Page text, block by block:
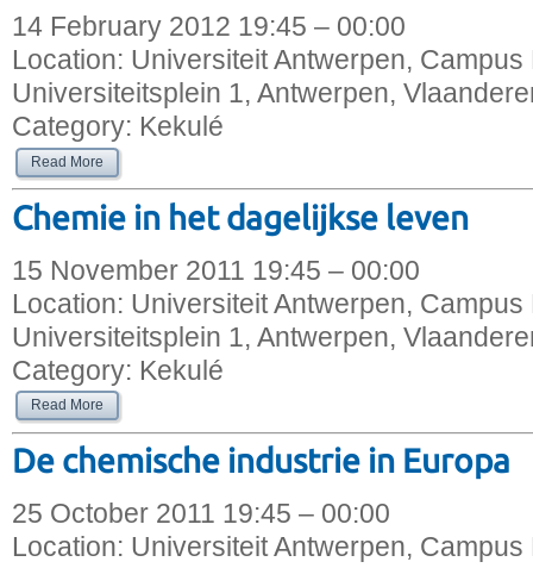
14 February 2012 19:45 – 00:00
Location: Universiteit Antwerpen, Campus
Universiteitsplein 1, Antwerpen,
Category: Kekulé
Read More
Chemie in het dagelijkse leven
15 November 2011 19:45 – 00:00
Location: Universiteit Antwerpen, Campus
Universiteitsplein 1, Antwerpen,
Category: Kekulé
Read More
De chemische industrie in Europa
25 October 2011 19:45 – 00:00
Location: Universiteit Antwerpen, Campus